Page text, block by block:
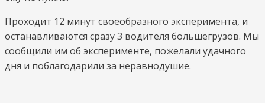
Проходит 12 минут своеобразного эксперимента, и
останавливаются сразу 3 водителя большегрузов. Мы
сообщили им об эксперименте, пожелали удачного
дня и поблагодарили за неравнодушие.